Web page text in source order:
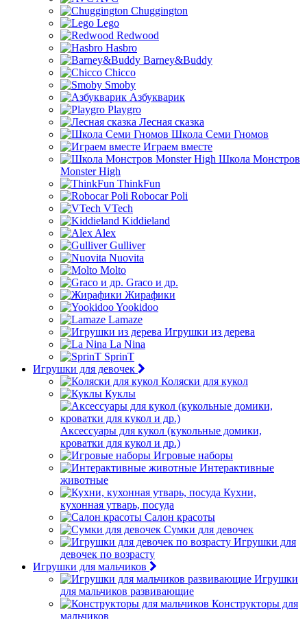
Chuggington
Lego
Redwood
Hasbro
Barney&Buddy
Chicco
Smoby
Азбукварик
Playgro
Лесная сказка
Школа Семи Гномов
Играем вместе
Школа Монстров
Monster High
ThinkFun
Robocar Poli
VTech
Kiddieland
Alex
Gulliver
Nuovita
Molto
Graco и др.
Жирафики
Yookidoo
Lamaze
Игрушки из дерева
La Nina
SprinT
Игрушки для девочек
Коляски для кукол
Куклы
Аксессуары для кукол (кукольные домики,
кроватки для кукол и др.)
Игровые наборы
Интерактивные
животные
Кухни,
кухонная утварь, посуда
Салон красоты
Сумки для девочек
Игрушки для
девочек по возрасту
Игрушки для мальчиков
Игрушки
для мальчиков развивающие
Конструкторы для
мальчиков